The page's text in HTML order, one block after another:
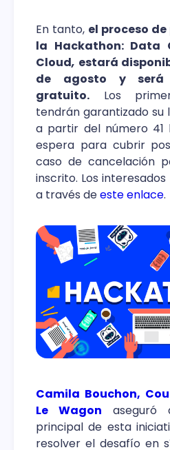
En tanto, el proceso
la Hackathon: Data
Cloud, estará
de agosto y será
gratuito. Los
tendrán garantizado su
a partir del número 41
espera para cubrir
caso de cancelación
inscrito. Los
a través deeste enlace.
Camila Bouchon,
Le Wagon aseguró
principal de esta
resolver el desafío en